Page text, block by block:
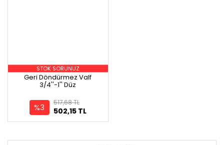
STOK SORUNUZ
Geri Döndürmez Valf
3/4''-1'' Düz
%3 502,15 TL
517,68 TL